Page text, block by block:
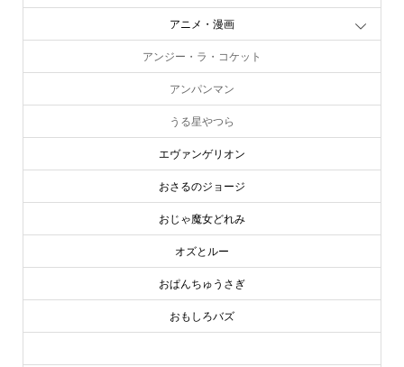
アニメ・漫画
アンジー・ラ・コケット
アンパンマン
うる星やつら
エヴァンゲリオン
おさるのジョージ
おじゃ魔女どれみ
オズとルー
おぱんちゅうさぎ
おもしろバズ